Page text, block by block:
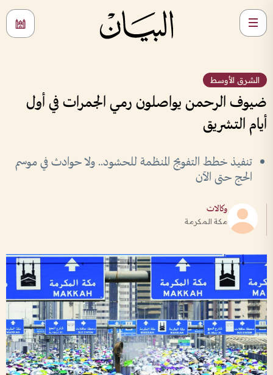
الشرق الأوسط
ضيوف الرحمن يواصلون رمي الجمرات في أول
أيام التشريق
تنفيذ خطط التفويج المنظمة للحشود.. ولا حوادث في موسم
الحج حتى الآن
وكالات
مكة المكرمة